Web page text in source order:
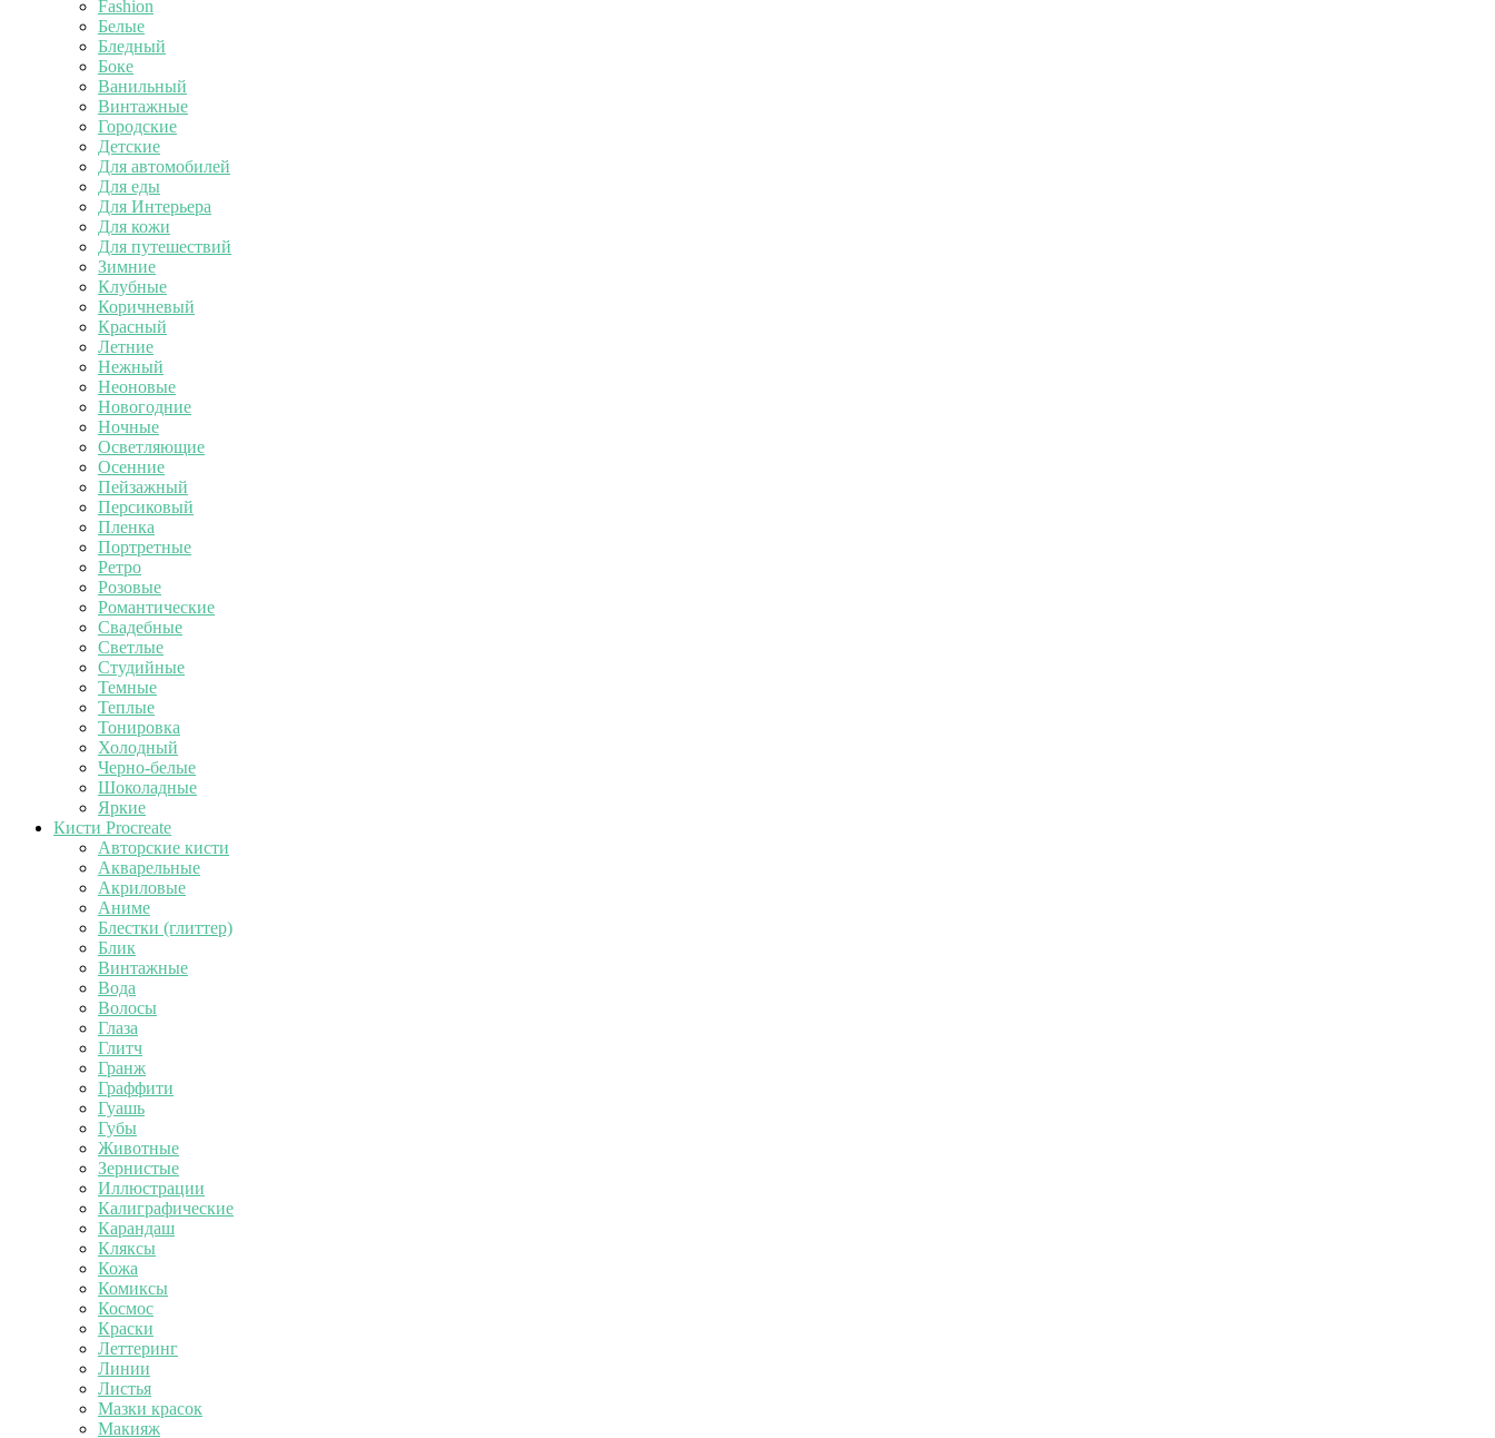
Fashion
Белые
Бледный
Боке
Ванильный
Винтажные
Городские
Детские
Для автомобилей
Для еды
Для Интерьера
Для кожи
Для путешествий
Зимние
Клубные
Коричневый
Красный
Летние
Нежный
Неоновые
Новогодние
Ночные
Осветляющие
Осенние
Пейзажный
Персиковый
Пленка
Портретные
Ретро
Розовые
Романтические
Свадебные
Светлые
Студийные
Темные
Теплые
Тонировка
Холодный
Черно-белые
Шоколадные
Яркие
Кисти Procreate
Авторские кисти
Акварельные
Акриловые
Аниме
Блестки (глиттер)
Блик
Винтажные
Вода
Волосы
Глаза
Глитч
Гранж
Граффити
Гуашь
Губы
Животные
Зернистые
Иллюстрации
Калиграфические
Карандаш
Кляксы
Кожа
Комиксы
Космос
Краски
Леттеринг
Линии
Листья
Мазки красок
Макияж